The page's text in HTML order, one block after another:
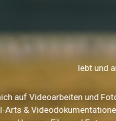
lebt und
auf Videoarbeiten und
Arts &